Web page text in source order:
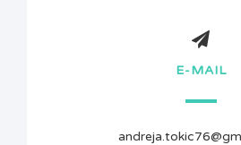
E-MAIL